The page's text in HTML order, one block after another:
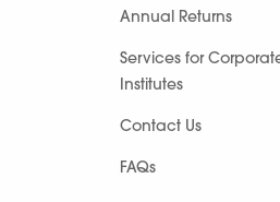
Annual Returns
Services for
Institutes
Contact Us
FAQs